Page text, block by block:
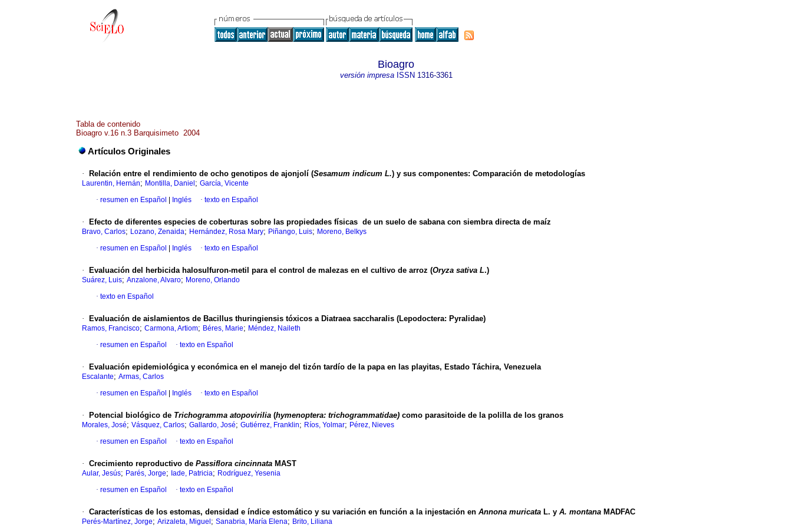
Bioagro
versión impresaISSN 1316-3361
Tabla de contenido
Bioagro v.16 n.3 Barquisimeto 2004
Artículos Originales
· Relación entre el rendimiento de ocho genotipos de ajonjolí (Sesamum indicum L.) y sus componentes: Comparación de metodologías
Laurentin, Hernán; Montilla, Daniel ; García, Vicente
· resumen en Español Inglés · texto en Español
· Efecto de diferentes especies de coberturas sobre las propiedades físicas de un suelo de sabana con siembra directa de maíz
Bravo, Carlos; Lozano, Zenaida; Hernández, Rosa Mary; Piñango, Luis; Moreno, Belkys
· resumen en Español Inglés · texto en Español
· Evaluación del herbicida halosulfuron-metil para el control de malezas en el cultivo de arroz (Oryza sativa L.)
Suárez, Luis; Anzalone, Alvaro; Moreno, Orlando
· texto en Español
· Evaluación de aislamientos de Bacillus thuringiensis tóxicos a Diatraea saccharalis (Lepodoctera: Pyralidae)
Ramos, Francisco; Carmona, Artiom; Béres, Marie; Méndez, Naileth
· resumen en Español · texto en Español
· Evaluación epidemiológica y económica en el manejo del tizón tardío de la papa en las playitas, Estado Táchira, Venezuela
Escalante; Armas, Carlos
· resumen en Español Inglés · texto en Español
· Potencial biológico de Trichogramma atopovirilia (hymenoptera: trichogrammatidae) como parasitoide de la polilla de los granos
Morales, José; Vásquez, Carlos; Gallardo, José; Gutiérrez, Franklin; Ríos, Yolmar; Pérez, Nieves
· resumen en Español · texto en Español
· Crecimiento reproductivo de Passiflora cincinnata MAST
Aular, Jesús; Parés, Jorge; Iade, Patricia; Rodríguez, Yesenia
· resumen en Español · texto en Español
· Características de los estomas, densidad e índice estomático y su variación en función a la injestación en Annona muricata L. y A. montana MADFAC
Perés-Martínez, Jorge; Arizaleta, Miguel ; Sanabria, María Elena; Brito, Liliana